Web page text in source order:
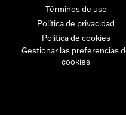
Términos de uso
Política de privacidad
Política de cookies
Gestionar las preferencias
cookies